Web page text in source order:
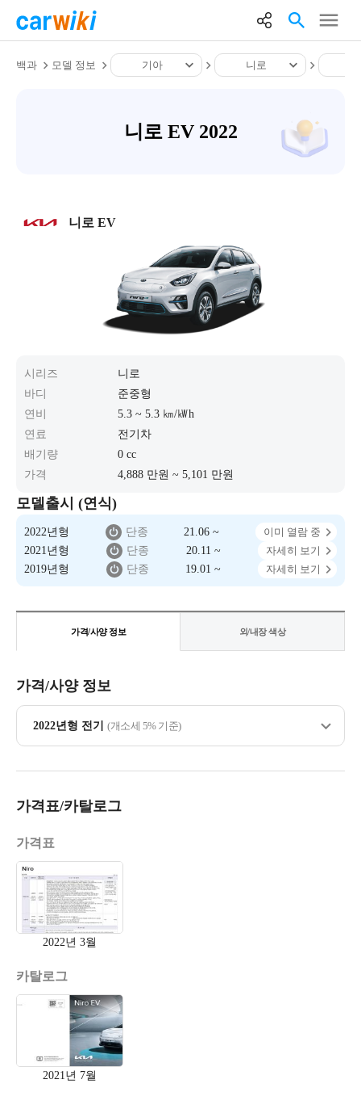
백과 모델 정보 기아 니로
니로 EV 2022
니로 EV
시리즈
니로
바디
준중형
연비
5.3 ~ 5.3 ㎞/㎾h
연료
전기차
배기량
0 cc
가격
4,888 만원 ~ 5,101 만원
모델출시 (연식)
2022년형 단종 21.06 ~
이미 열람 중
2021년형
단종 20.11 ~
자세히 보기
2019년형
단종 19.01 ~ 자세히 보기
가격/사양 정보 외/내장 색상
가격/사양 정보
2022년형 전기 (개소세 5% 기준)
가격표/카탈로그
가격표
2022년 3월
카탈로그
2021년 7월